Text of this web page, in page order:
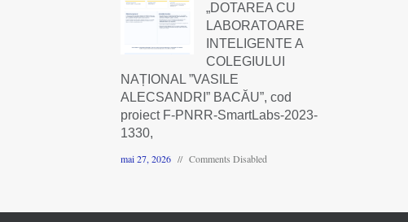
„DOTAREA CU
LABORATOARE
INTELIGENTE A
COLEGIULUI
NAȚIONAL ”VASILE
ALECSANDRI” BACĂU”, cod
proiect F-PNRR-SmartLabs-2023-
1330,
mai 27, 2026 Comments Disabled